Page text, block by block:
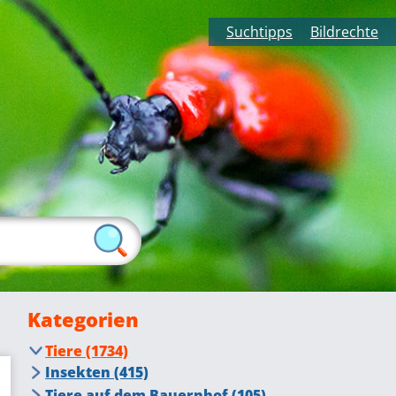
Suchtipps Bildrechte
Kategorien
Tiere (1734)
Insekten (415)